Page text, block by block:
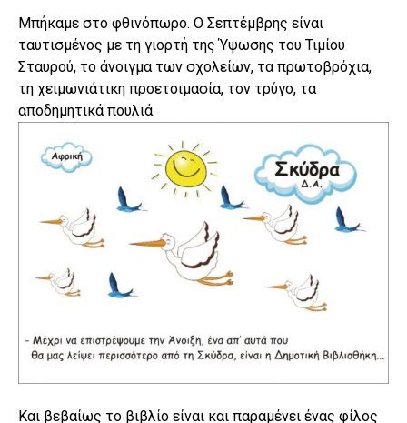
Μπήκαμε στο φθινόπωρο. Ο Σεπτέμβρης είναι
ταυτισμένος με τη γιορτή της Ύψωσης του Τιμίου
Σταυρού, το άνοιγμα των σχολείων, τα πρωτοβρόχια,
τη χειμωνιάτικη προετοιμασία, τον τρύγο, τα
αποδημητικά πουλιά.
Και βεβαίως το βιβλίο είναι και παραμένει ένας φίλος